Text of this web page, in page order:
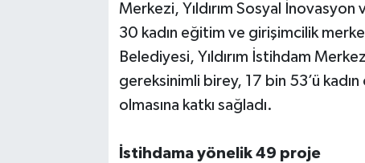
Merkezi, Yıldırım Sosyal
30 kadın eğitim ve girişimcilik
Belediyesi, Yıldırım İstihdam
gereksinimli birey, 17 bin 53’ü
olmasına katkı sağladı.
İstihdama yönelik 49 proje